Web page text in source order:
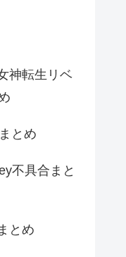
神転生リベ
とめ
不具合まと
とめ